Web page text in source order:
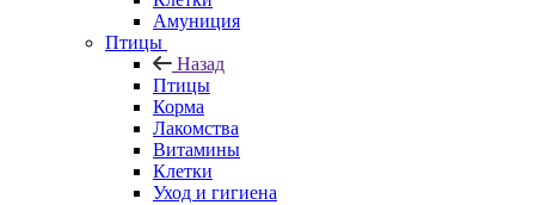
Амуниция
Птицы
Назад
Птицы
Корма
Лакомства
Витамины
Клетки
Уход и гигиена